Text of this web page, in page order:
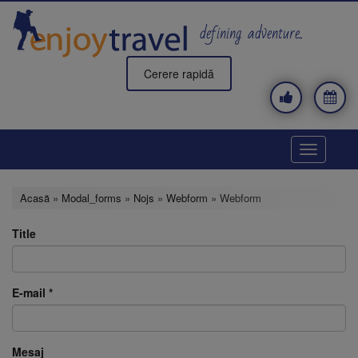
Mergi
conţinutul
principal
defining adventure..
Cerere rapidă
Toggle
Acasă » Modal_forms » Nojs » Webform » Webform
Title
E-mail *
Mesaj